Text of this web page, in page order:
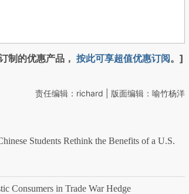
制的优惠产品， 按此可享超值优惠订阅。]
责任编辑：richard | 版面编辑：喻竹杨洋
Students Rethink the Benefits of a U.S.
Consumers in Trade War Hedge